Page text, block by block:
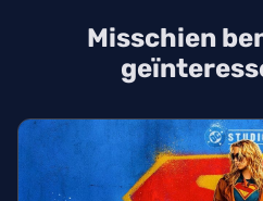
Misschien